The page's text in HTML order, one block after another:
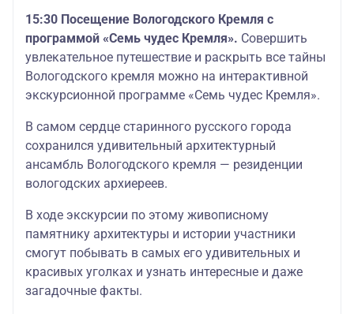
15:30 Посещение Вологодского Кремля с
программой «Семь чудес Кремля». Совершить
увлекательное путешествие и раскрыть все тайны
Вологодского кремля можно на интерактивной
экскурсионной программе «Семь чудес Кремля».
В самом сердце старинного русского города
сохранился удивительный архитектурный
ансамбль Вологодского кремля — резиденции
вологодских архиереев.
В ходе экскурсии по этому живописному
памятнику архитектуры и истории участники
смогут побывать в самых его удивительных и
красивых уголках и узнать интересные и даже
загадочные факты.